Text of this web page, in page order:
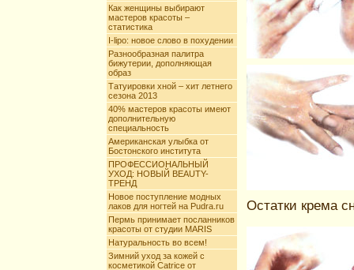
Как женщины выбирают
мастеров красоты –
статистика
I-lipo: новое слово в похудении
Разнообразная палитра
бижутерии, дополняющая
образ
Татуировки хной – хит летнего
сезона 2013
40% мастеров красоты имеют
дополнительную
специальность
Американская улыбка от
Бостонского института
ПРОФЕССИОНАЛЬНЫЙ
УХОД: НОВЫЙ BEAUTY-
ТРЕНД
Новое поступление модных
лаков для ногтей на Pudra.ru
Пермь принимает посланников
красоты от студии MARIS
Натуральность во всем!
Зимний уход за кожей с
косметикой Catrice от
Остатки крема